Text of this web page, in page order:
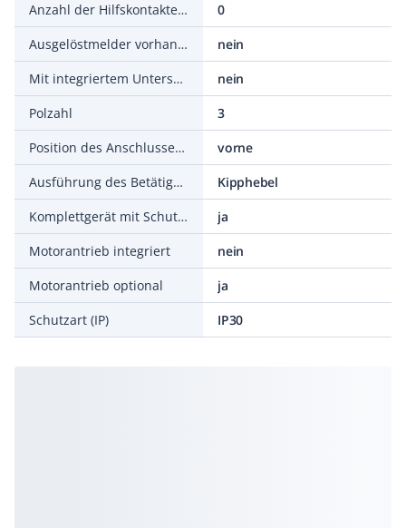
Anzahl der Hilfskontakte als Wechsler
0
Ausgelöstmelder vorhanden
nein
Mit integriertem Unterspannungsauslöser
nein
Polzahl
3
Position des Anschlusses für Hauptstromkreis
vorne
Ausführung des Betätigungselements
Kipphebel
Komplettgerät mit Schutzeinheit
ja
Motorantrieb integriert
nein
Motorantrieb optional
ja
Schutzart (IP)
IP30